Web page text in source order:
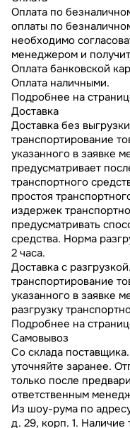
Оплата по
оплаты по
необходимо
менеджером и
Оплата банковской
Оплата наличными.
Подробнее на
Доставка
Доставка без
транспортирование
указанного в заявке
предусматривает
транспортного
простоя
издержек
предусматривать
средства. Норма
2 часа.
Доставка с
транспортирование
указанного в заявке
разгрузку
Подробнее на
Самовывоз
Со склада
уточняйте заранее.
только после
ответственным
Из шоу-рума по
д. 29, корп. 1. Наличие